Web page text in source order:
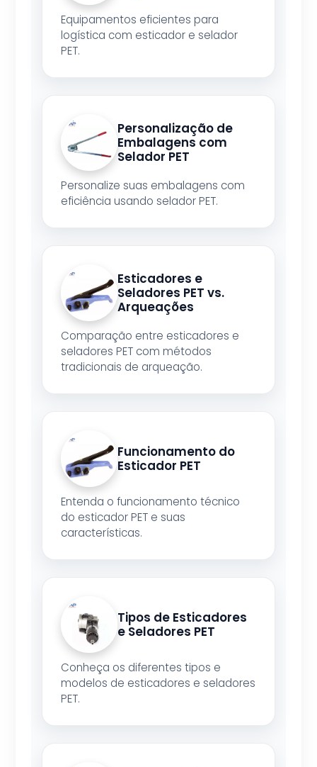
Equipamentos eficientes para
logística com esticador e selador
PET.
Personalização de
Embalagens com
Selador PET
Personalize suas embalagens com
eficiência usando selador PET.
Esticadores e
Seladores PET vs.
Arqueações
Comparação entre esticadores e
seladores PET com métodos
tradicionais de arqueação.
Funcionamento do
Esticador PET
Entenda o funcionamento técnico
do esticador PET e suas
características.
Tipos de Esticadores
e Seladores PET
Conheça os diferentes tipos e
modelos de esticadores e seladores
PET.